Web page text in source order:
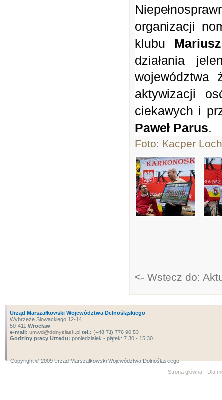
Niepeł
organizacji
klubu
działania
województwa
aktywizacji
ciekawych i
Paweł Parus.
Foto: Kacper
<- Wstecz do:
Urząd Marszałkowski Województwa Dolnośląskiego
Wybrzeże Słowackiego 12-14
50-411 Wrocław
e-mail: umwd@dolnyslask.pl tel.: (+48 71) 776 90 53
Godziny pracy Urzędu: poniedziałek - piątek: 7.30 - 15.30
Copyright ® 2009 Urząd Marszałkowski Województwa Dolnośląskiego
Strona główna
Dla